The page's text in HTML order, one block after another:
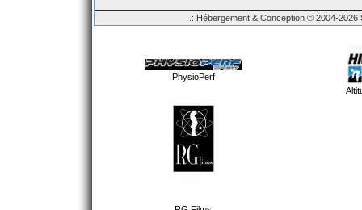
.: Hébergement & Conception © 2004-
PhysioPerf